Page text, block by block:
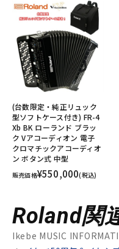
(台数限定・純正リュック
型ソフトケース付き) FR-4
Xb BK ローランド ブラッ
ク Vアコーディオン 電子
クロマチックアコーディオ
ン ボタン式 中型
販売価格¥550,000(税込)
Roland関
Ikebe MUSIC